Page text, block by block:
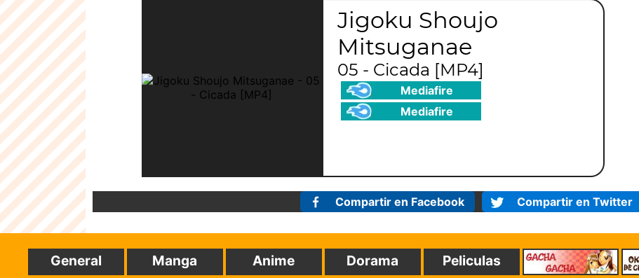
Jigoku Shoujo
Mitsuganae
05 - Cicada [MP4]
Mediafire
Mediafire
Compartir en Facebook Compartir en Twitter
General Manga Anime Dorama Peliculas